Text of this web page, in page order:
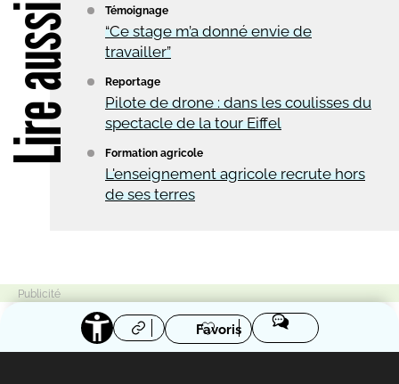
Témoignage
“Ce stage m’a donné envie de
travailler”
Reportage
Pilote de drone : dans les coulisses du
spectacle de la tour Eiffel
Formation agricole
L'enseignement agricole recrute hors
de ses terres
Favoris